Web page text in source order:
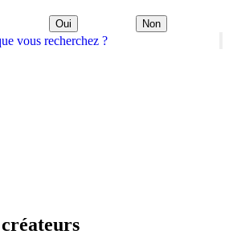
vous recherchez ?
Oui Non